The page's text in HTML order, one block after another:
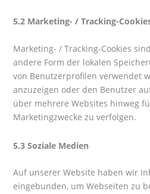
5.2 Marketing- / Tracking-
Marketing- / Tracking-Cookies
andere Form der lokalen
von Benutzerprofilen verwendet
anzuzeigen oder den Benutzer
über mehrere Websites hinweg
Marketingzwecke zu verfolgen.
5.3 Soziale Medien
Auf unserer Website haben wir
eingebunden, um Webseiten zu